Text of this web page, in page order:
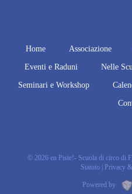
Home Associazione
Eventi e Raduni Nelle
Seminari e Workshop
© 2026 en Piste!- Scuola di circo di
Statuto
Privacy
Powered by